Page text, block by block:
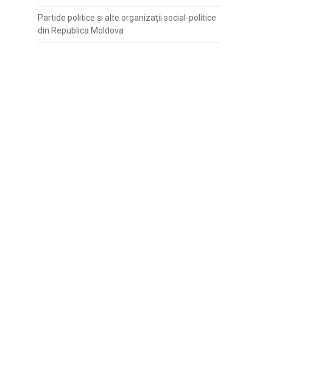
Partide politice şi alte organizaţii social-politice
din Republica Moldova